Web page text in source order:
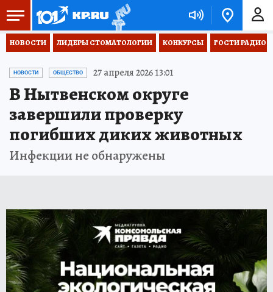
НОВОСТИ ЛИДЕРЫ СТОМАТОЛОГИИ КОНКУРСЫ ГОСТИ РАДИО
НОВОСТИ ОБЩЕСТВО 27 апреля 2026 13:01
В Нытвенском округе
завершили проверку
погибших диких животных
Инфекции не обнаружены